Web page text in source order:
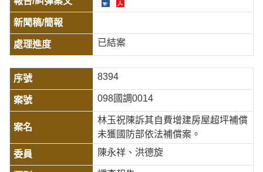
已結案
8394
098國調0014
林玉祝陳訴其自費增建房屋超坪補償
未獲國防部依法補償案。
陳永祥、洪德旋